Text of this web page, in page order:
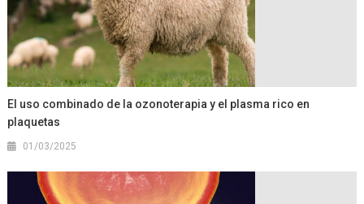
El uso combinado de la ozonoterapia y el plasma rico en
plaquetas
01/03/2025